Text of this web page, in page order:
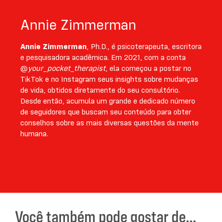
Annie Zimmerman
Annie Zimmerman, Ph.D., é psicoterapeuta, escritora
e pesquisadora acadêmica. Em 2021, com a conta
@your_pocket_therapist, ela começou a postar no
TikTok e no Instagram seus insights sobre mudanças
de vida, obtidos diretamente do seu consultório.
Desde então, acumula um grande e dedicado número
de seguidores que buscam seu conteúdo para obter
conselhos sobre as mais diversas questões da mente
humana.
Você também pode gostar de...